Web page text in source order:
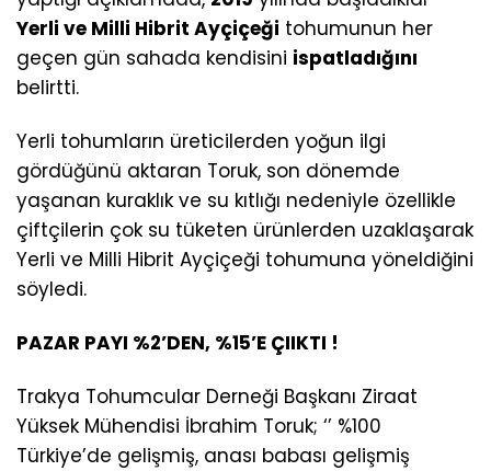
Yerli ve Milli Hibrit Ayçiçeği tohumunun her
geçen gün sahada kendisini ispatladığını
belirtti.
Yerli tohumların üreticilerden yoğun ilgi
gördüğünü aktaran Toruk, son dönemde
yaşanan kuraklık ve su kıtlığı nedeniyle özellikle
çiftçilerin çok su tüketen ürünlerden uzaklaşarak
Yerli ve Milli Hibrit Ayçiçeği tohumuna yöneldiğini
söyledi.
PAZAR PAYI %2’DEN, %15’E ÇIIKTI !
Trakya Tohumcular Derneği Başkanı Ziraat
Yüksek Mühendisi İbrahim Toruk; ‘’ %100
Türkiye’de gelişmiş, anası babası gelişmiş